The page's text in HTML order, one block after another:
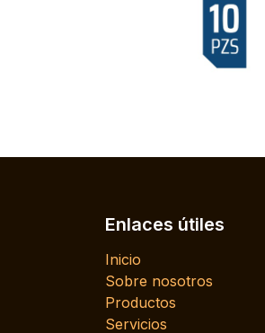
Enlaces útiles
Inicio
Sobre nosotros
Productos
Servicios